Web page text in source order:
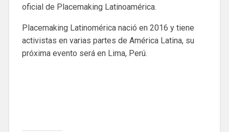
oficial de Placemaking Latinoamérica.
Placemaking Latinomérica nació en 2016 y tiene
activistas en varias partes de América Latina, su
próxima evento será en Lima, Perú.